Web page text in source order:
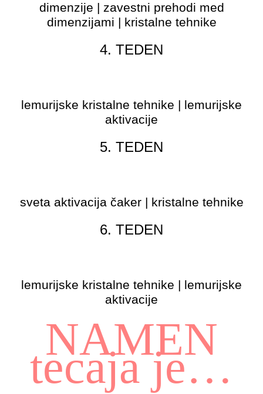
dimenzije | zavestni prehodi med
dimenzijami | kristalne tehnike
4. TEDEN
lemurijske kristalne tehnike | lemurijske
aktivacije
5. TEDEN
sveta aktivacija čaker | kristalne tehnike
6. TEDEN
lemurijske kristalne tehnike | lemurijske
aktivacije
NAMEN
tecaja je…